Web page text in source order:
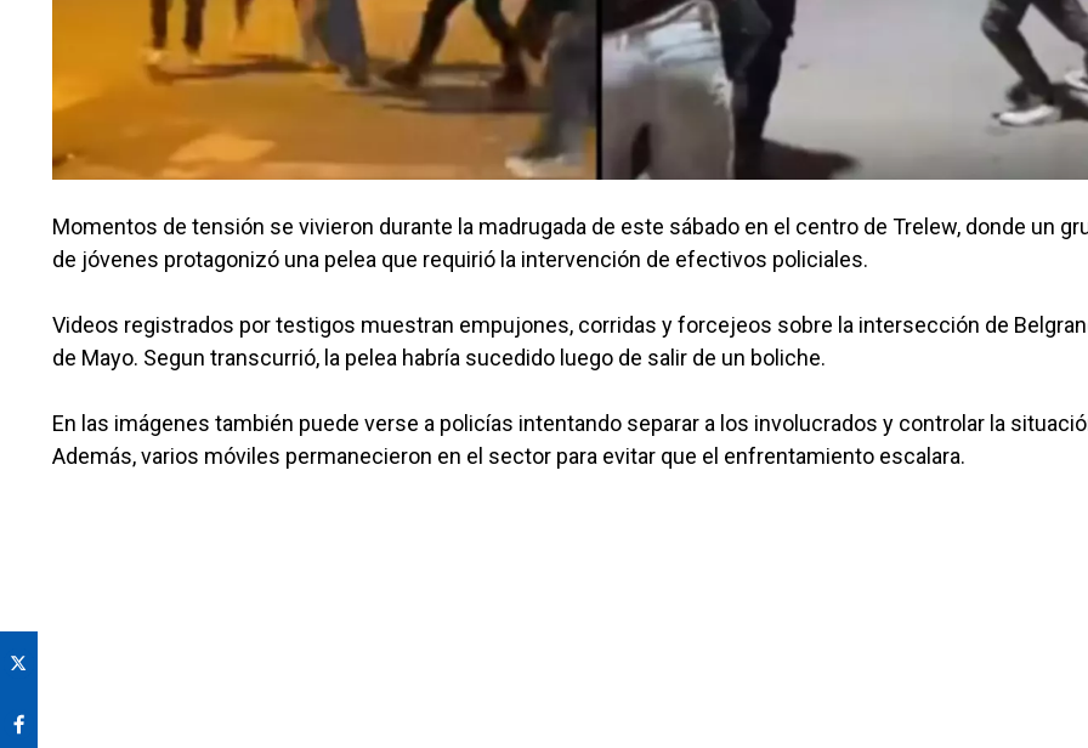
Momentos de tensión se vivieron durante la madrugada de este sábado en el centro de Trelew, donde un
de jóvenes protagonizó una pelea que requirió la intervención de efectivos policiales.
Videos registrados por testigos muestran empujones, corridas y forcejeos sobre la intersección de
de Mayo. Segun transcurrió, la pelea habría sucedido luego de salir de un boliche.
En las imágenes también puede verse a policías intentando separar a los involucrados y controlar la
Además, varios móviles permanecieron en el sector para evitar que el enfrentamiento escalara.